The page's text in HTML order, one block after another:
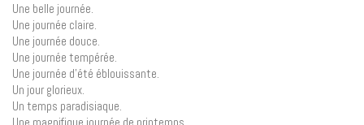
Une belle journée.
Une journée claire.
Une journée douce.
Une journée tempérée.
Une journée d’été éblouissante.
Un jour glorieux.
Un temps paradisiaque.